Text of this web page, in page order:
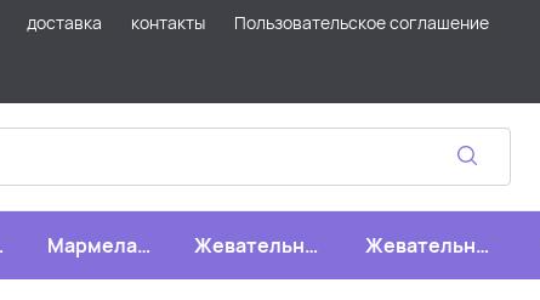
доставка контакты Пользовательское соглашение
Мармелад,
зефир,
Жевательная
резинка
Жевательные
конфеты